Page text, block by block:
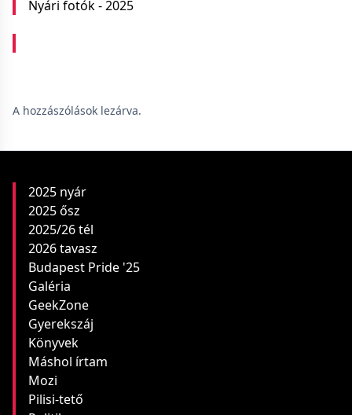
Nyári fotók - 2025
A hozzászólások lezárva.
2025 nyár
2025 ősz
2025/26 tél
2026 tavasz
Budapest Pride '25
Galéria
GeekZone
Gyerekszáj
Könyvek
Máshol írtam
Mozi
Pilisi-tető